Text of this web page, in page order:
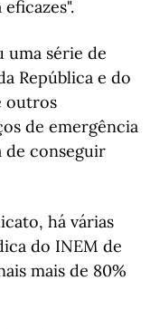
uma série de
República e do
outros
de emergência
de conseguir
há várias
do INEM de
mais de 80%